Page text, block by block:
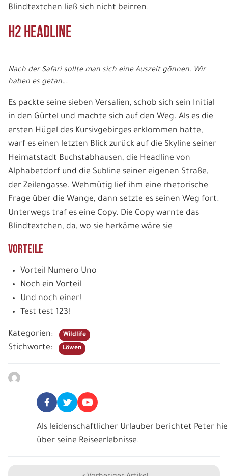
Blindtextchen ließ sich nicht beirren.
H2 Headline
Nach der Safari sollte man sich eine Auszeit gönnen. Wir
haben es getan….
Es packte seine sieben Versalien, schob sich sein Initial
in den Gürtel und machte sich auf den Weg. Als es die
ersten Hügel des Kursivgebirges erklommen hatte,
warf es einen letzten Blick zurück auf die Skyline seiner
Heimatstadt Buchstabhausen, die Headline von
Alphabetdorf und die Subline seiner eigenen Straße,
der Zeilengasse. Wehmütig lief ihm eine rhetorische
Frage über die Wange, dann setzte es seinen Weg fort.
Unterwegs traf es eine Copy. Die Copy warnte das
Blindtextchen, da, wo sie herkäme wäre sie
Vorteile
Vorteil Numero Uno
Noch ein Vorteil
Und noch einer!
Test test 123!
Kategorien: Wildlife
Stichworte: Löwen
Als leidenschaftlicher Urlauber berichtet Peter
über seine Reiseerlebnisse.